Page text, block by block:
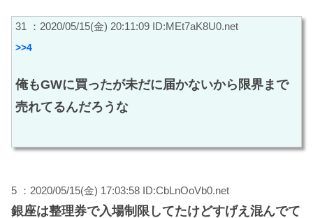
31 ：2020/05/15(金) 20:11:09 ID:MEt7aK8U0.net
>>4
俺もGWに買ったが未だに届かないから限界まで
売れてるんだろうな
5 ：2020/05/15(金) 17:03:58 ID:CbLnOoVb0.net
銀座は整理券で入場制限してたけどすげえ混んでて